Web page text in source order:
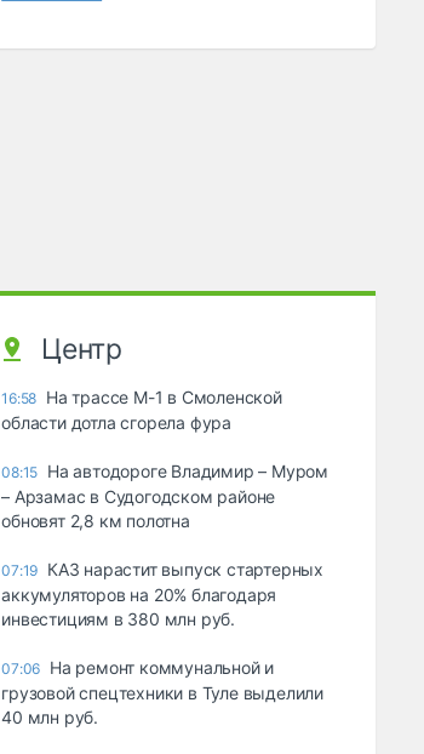
Центр
16:58 На трассе М-1 в Смоленской
области дотла сгорела фура
08:15 На автодороге Владимир – Муром
– Арзамас в Судогодском районе
обновят 2,8 км полотна
07:19 КАЗ нарастит выпуск стартерных
аккумуляторов на 20% благодаря
инвестициям в 380 млн руб.
07:06 На ремонт коммунальной и
грузовой спецтехники в Туле выделили
40 млн руб.